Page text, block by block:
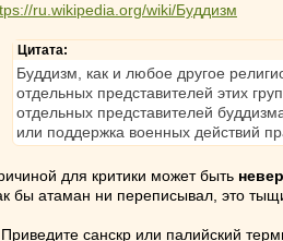
ru.wikipedia.org/wiki/Буддизм
Цитата:
Буддизм, как и любое другое
отдельных представителей этих
отдельных представителей
или поддержка военных действий
для критики может быть
бы атаман ни переписывал, это
санскр или палийский